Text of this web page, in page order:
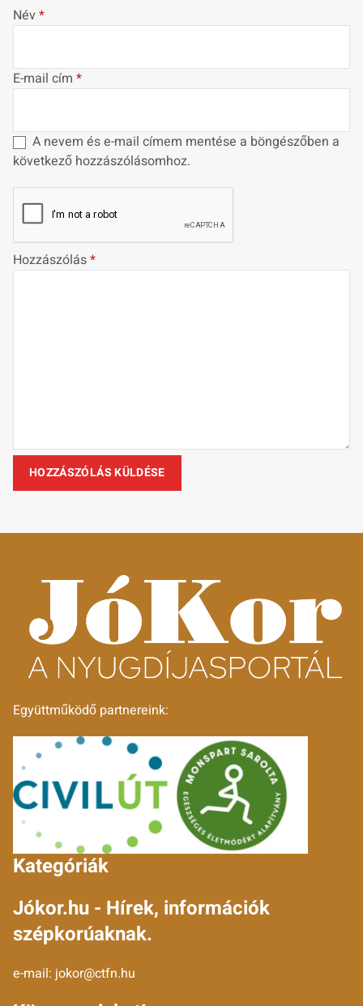
Név*
E-mail cím *
A nevem és e-mail címem mentése a böngészőben a
következő hozzászólásomhoz.
Hozzászólás*
Együttműködő partnereink:
Kategóriák
Jókor.hu - Hírek, információk
szépkorúaknak.
e-mail: jokor@ctfn.hu